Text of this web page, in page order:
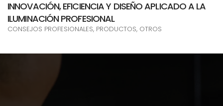
INNOVACIÓN, EFICIENCIA Y DISEÑO APLICADO A LA
ILUMINACIÓN PROFESIONAL
CONSEJOS PROFESIONALES, PRODUCTOS, OTROS